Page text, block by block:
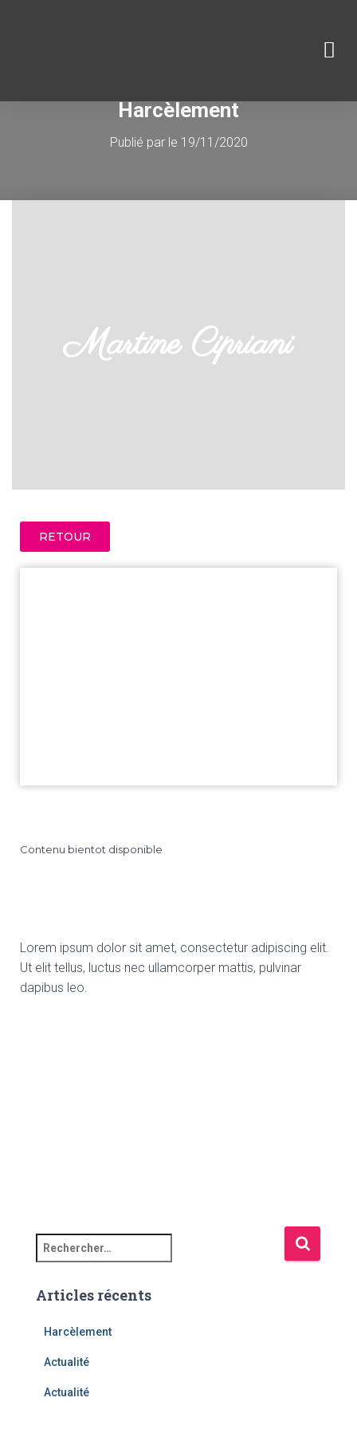
Harcèlement
Publié par le 19/11/2020
Martine Cipriani
RETOUR
Contenu bientot disponible
Lorem ipsum dolor sit amet, consectetur adipiscing elit.
Ut elit tellus, luctus nec ullamcorper mattis, pulvinar
dapibus leo.
Articles récents
Harcèlement
Actualité
Actualité